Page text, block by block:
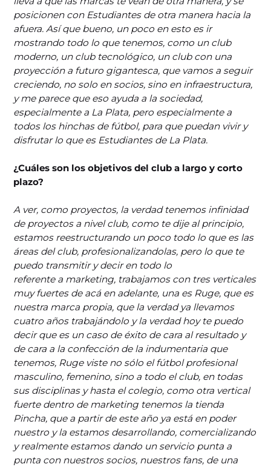
posicionen con Estudiantes de otra manera hacia la
afuera. Así que bueno, un poco en esto es ir
mostrando todo lo que tenemos, como un club
moderno, un club tecnológico, un club con una
proyección a futuro gigantesca, que vamos a seguir
creciendo, no solo en socios, sino en infraestructura,
y me parece que eso ayuda a la sociedad,
especialmente a La Plata, pero especialmente a
todos los hinchas de fútbol, para que puedan vivir y
disfrutar lo que es Estudiantes de La Plata.
¿Cuáles son los objetivos del club a largo y corto
plazo?
A ver, como proyectos, la verdad tenemos infinidad
de proyectos a nivel club, como te dije al principio,
estamos reestructurando un poco todo lo que es las
áreas del club, profesionalizandolas, pero lo que te
puedo transmitir y decir en todo lo
referente a marketing, trabajamos con tres verticales
muy fuertes de acá en adelante, una es Ruge, que es
nuestra marca propia, que la verdad ya llevamos
cuatro años trabajándolo y la verdad hoy te puedo
decir que es un caso de éxito de cara al resultado y
de cara a la confección de la indumentaria que
tenemos, Ruge viste no sólo el fútbol profesional
masculino, femenino, sino a todo el club, en todas
sus disciplinas y hasta el colegio, como otra vertical
fuerte dentro de marketing tenemos la tienda
Pincha, que a partir de este año ya está en poder
nuestro y la estamos desarrollando, comercializando
y realmente estamos dando un servicio punta a
punta con nuestros socios, nuestros fans, de una